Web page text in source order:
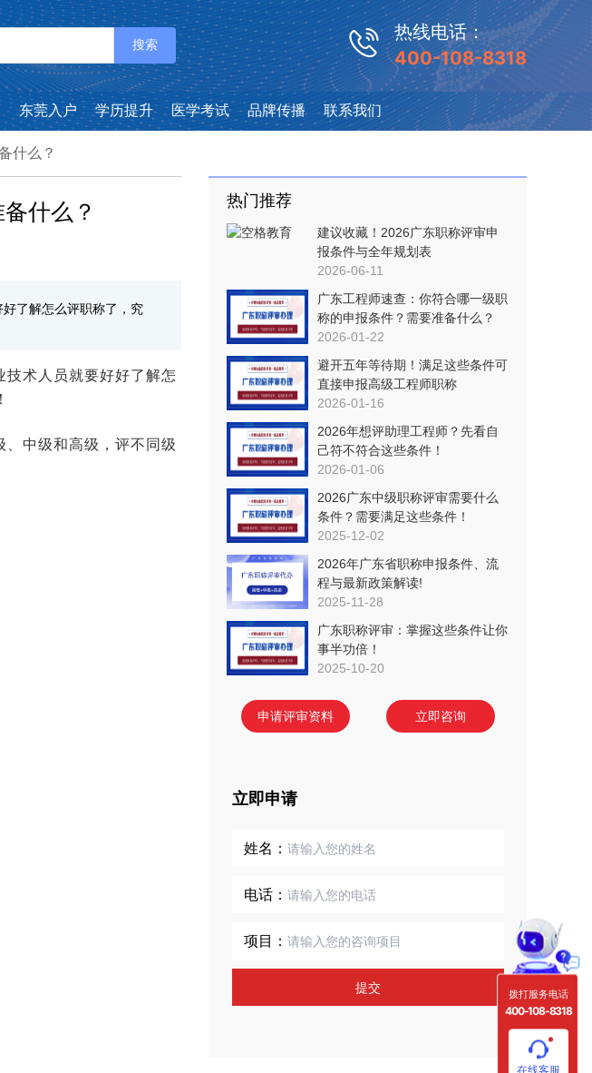
搜索
热线电话：
400-108-8318
东莞入户 学历提升 医学考试 品牌传播 联系我们
什么？
什么？
了解怎么评职称了，究
术人员就要好好了解怎
、中级和高级，评不同级
热门推荐
建议收藏！2026广东职称评审申
报条件与全年规划表
2026-06-11
广东工程师速查：你符合哪一级职
称的申报条件？需要准备什么？
2026-01-22
避开五年等待期！满足这些条件可
直接申报高级工程师职称
2026-01-16
2026年想评助理工程师？先看自
己符不符合这些条件！
2026-01-06
2026广东中级职称评审需要什么
条件？需要满足这些条件！
2025-12-02
2026年广东省职称申报条件、流
程与最新政策解读!
2025-11-28
广东职称评审：掌握这些条件让你
事半功倍！
2025-10-20
申请评审资料 立即咨询
立即申请
姓名：
电话：
项目：
提交 拨打服务电话
400-108-8318
在线客服